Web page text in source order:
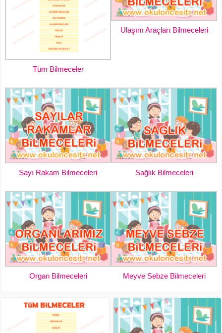
Tüm Bilmeceler
Ulaşım Araçları Bilmeceleri
Sayı Rakam Bilmeceleri Sağlık Bilmeceleri
Organ Bilmeceleri Meyve Sebze Bilmeceleri